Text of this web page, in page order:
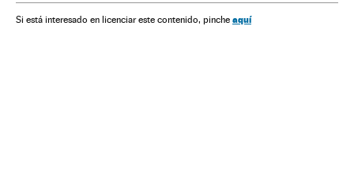
Administração Estado Internet Cultura tradicional
Si está interesado en licenciar este contenido, pinche aquí